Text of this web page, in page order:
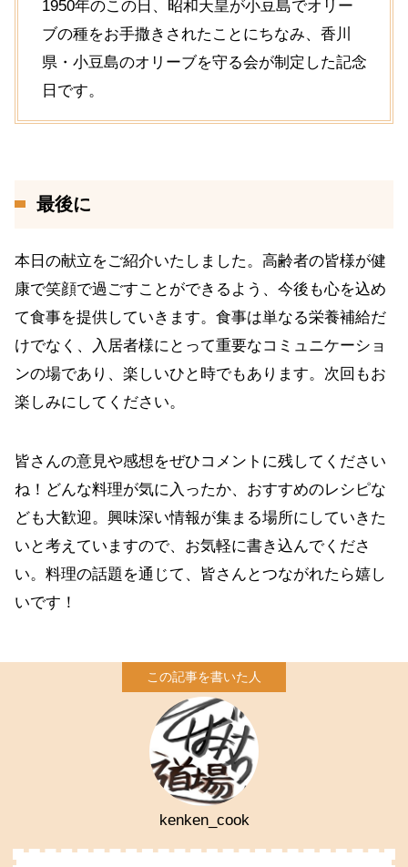
1950年のこの日、昭和天皇が小豆島でオリー
ブの種をお手撒きされたことにちなみ、香川
県・小豆島のオリーブを守る会が制定した記念
日です。
最後に
本日の献立をご紹介いたしました。高齢者の皆様が健
康で笑顔で過ごすことができるよう、今後も心を込め
て食事を提供していきます。食事は単なる栄養補給だ
けでなく、入居者様にとって重要なコミュニケーショ
ンの場であり、楽しいひと時でもあります。次回もお
楽しみにしてください。
皆さんの意見や感想をぜひコメントに残してください
ね！どんな料理が気に入ったか、おすすめのレシピな
ども大歓迎。興味深い情報が集まる場所にしていきた
いと考えていますので、お気軽に書き込んでくださ
い。料理の話題を通じて、皆さんとつながれたら嬉し
いです！
kenken_cook